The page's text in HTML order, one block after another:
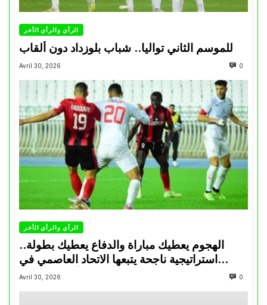
الرأي والرأي الأخر
للموسم الثاني تواليا.. شباب بلوزداد دون ألقاب
Avril 30, 2026 0
الرأي والرأي الأخر
الهجوم يعطيك مباراة والدفاع يعطيك بطولة..
استراتيجية ناجحة يتبعها الاتحاد العاصمي في
تتويجاته آخر السنوات
Avril 30, 2026 0